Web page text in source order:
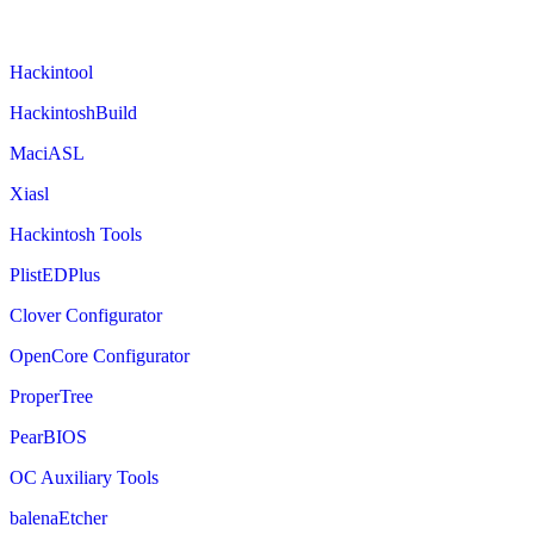
Hackintool
HackintoshBuild
MaciASL
Xiasl
Hackintosh Tools
PlistEDPlus
Clover Configurator
OpenCore Configurator
ProperTree
PearBIOS
OC Auxiliary Tools
balenaEtcher